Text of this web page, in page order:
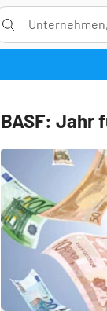
BASF: Jahr